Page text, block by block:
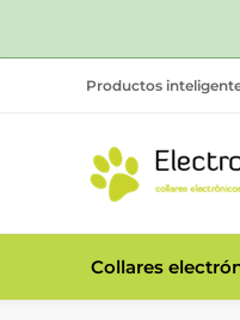
Productos
Collares